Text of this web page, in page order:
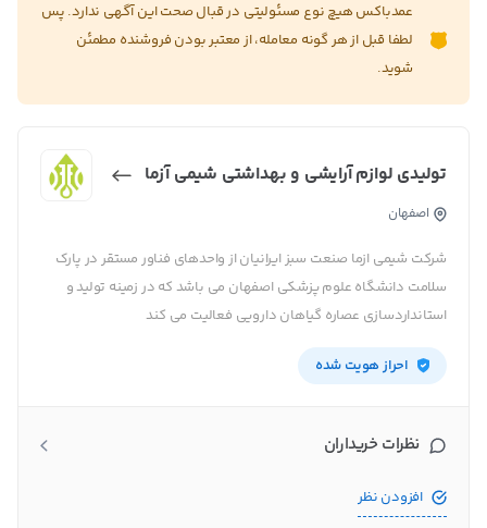
عمدباکس هیچ نوع مسئولیتی در قبال صحت این آگهی ندارد. پس
لطفا قبل از هر گونه معامله، از معتبر بودن فروشنده مطمئن
شوید.
تولیدی لوازم آرایشی و بهداشتی شیمی آزما
اصفهان
شرکت شیمی ازما صنعت سبز ایرانیان از واحدهای فناور مستقر در پارک
سلامت دانشگاه علوم پزشکی اصفهان می باشد که در زمینه تولید و
استانداردسازی عصاره گیاهان دارویی فعالیت می کند
احراز هویت شده
نظرات خریداران
افزودن نظر